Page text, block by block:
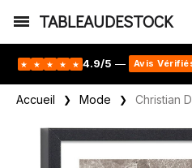
TABLEAUDESTOCK
★ ★ ★ ★ ★ 4.9/5 — Avis
Accueil Mode Christian